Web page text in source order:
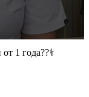
1 года??‍⚕️